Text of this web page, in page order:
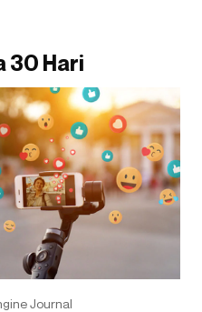
30 Hari
Journal